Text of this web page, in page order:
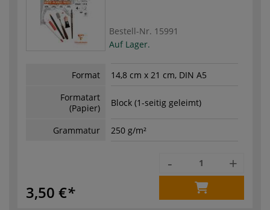
Bestell-Nr. 15991
Auf Lager.
Format
14,8 cm x 21 cm, DIN A5
Formatart
(Papier)
Block (1-seitig geleimt)
Grammatur 250 g/m²
3,50 €
- +